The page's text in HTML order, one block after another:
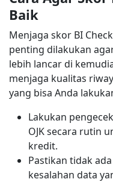
Baik
Menjaga skor BI
penting dilakukan
lebih lancar di
menjaga kualitas
yang bisa Anda
Lakukan
OJK secara rutin
kredit.
Pastikan tidak
kesalahan data